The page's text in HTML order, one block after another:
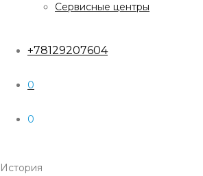
Сервисные центры
+78129207604
0
0
История